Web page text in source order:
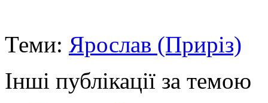
Теми: Ярослав (Приріз)
Інші публікації за темою